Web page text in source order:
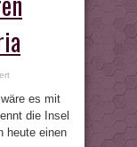
für
Insidertipp
für
Ihren
Urlaub
auf
es mit
die Insel
heute einen